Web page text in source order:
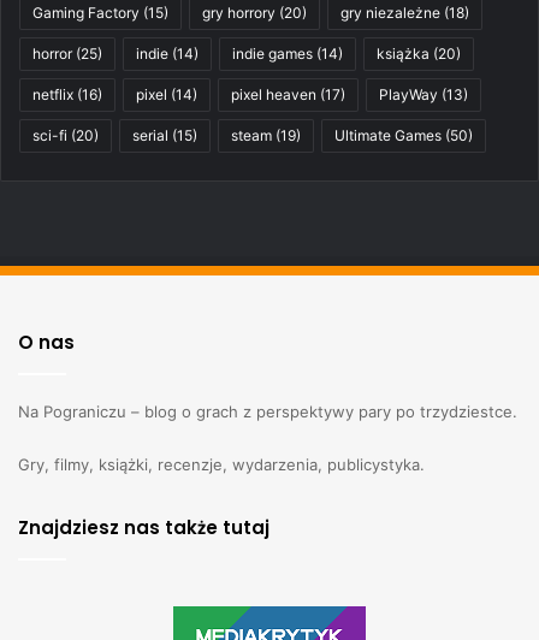
Gaming Factory (15) gry horrory (20) gry niezależne (18)
horror(25) indie (14) indie games (14) książka (20)
netflix (16) pixel (14) pixel heaven (17) PlayWay (13)
sci-fi (20) serial (15) steam (19) Ultimate Games (50)
O nas
Na Pograniczu – blog o grach z perspektywy pary po trzydziestce.
Gry, filmy, książki, recenzje, wydarzenia, publicystyka.
Znajdziesz nas także tutaj